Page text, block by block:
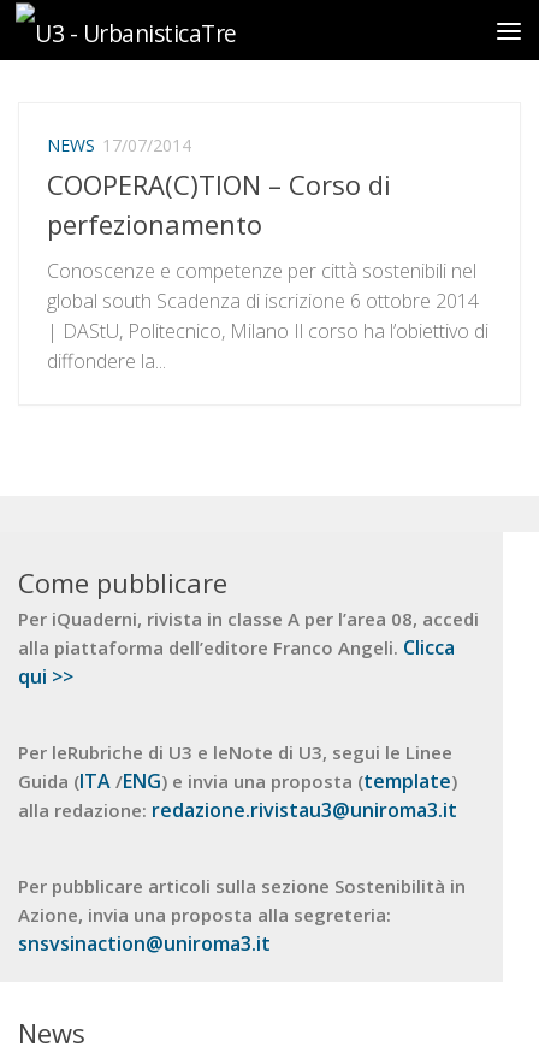
Sotto il contenuto
NEWS 17/07/2014
COOPERA(C)TION – Corso di
perfezionamento
Conoscenze e competenze per città sostenibili nel
global south Scadenza di iscrizione 6 ottobre 2014
| DAStU, Politecnico, Milano Il corso ha l’obiettivo di
diffondere la...
Come pubblicare
Per iQuaderni, rivista in classe A per l’area 08, accedi
alla piattaforma dell’editore Franco Angeli. Clicca
qui >>
Per leRubriche di U3 e leNote di U3, segui le Linee
Guida (ITA /ENG) e invia una proposta (template)
alla redazione: redazione.rivistau3@uniroma3.it
Per pubblicare articoli sulla sezione Sostenibilità in
Azione, invia una proposta alla segreteria:
snsvsinaction@uniroma3.it
News